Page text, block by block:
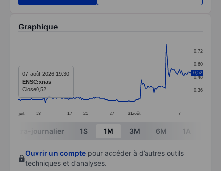
Graphique
The chart has 1 X axis displaying categories.
The chart has 1 Y axis displaying values. Data
juil. 13 17 21 27 31août 7
0,36
0,48
0,60
0,72
0,52
07-août-2026 19:30
ENSC:xnas
Close0,52
End of interactive chart.
Intra-journalier 1S 1M 3M 6M 1A
Ouvrir un compte pour accéder à d’autres outils
techniques et d’analyses.